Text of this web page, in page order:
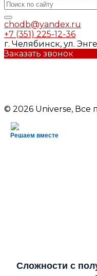
chodb@yandex.ru
+7 (351) 225-12-36
г. Челябинск, ул.
Заказать звонок
© 2026 Universe,
Решаем вместе
Сложности с